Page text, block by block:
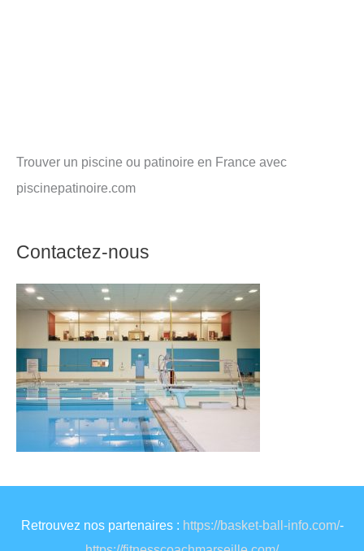
Trouver un piscine ou patinoire en France avec
piscinepatinoire.com
Contactez-nous
Retrouvez nos partenaires : https://basket-ball-info.com/-